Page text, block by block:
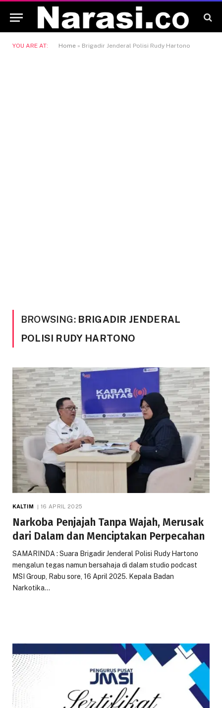
YOU ARE AT: Home » Brigadir Jenderal Polisi Rudy Hartono
BROWSING: BRIGADIR JENDERAL
POLISI RUDY HARTONO
KALTIM 16 APRIL 2025
Narkoba Penjajah Tanpa Wajah, Merusak
dari Dalam dan Menciptakan Perpecahan
SAMARINDA : Suara Brigadir Jenderal Polisi Rudy Hartono
mengalun tegas namun bersahaja di dalam studio podcast
MSI Group, Rabu sore, 16 April 2025. Kepala Badan
Narkotika…